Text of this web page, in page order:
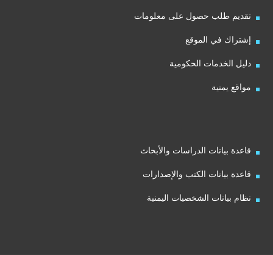
تقديم طلب حصول على معلومات
إشتراك في الموقع
دليل الخدمات الحكومية
مواقع يمنية
قاعدة بيانات الدراسات والأبحاث
قاعدة بيانات الكتب والإصدارات
نظام بيانات الشخصيات اليمنية